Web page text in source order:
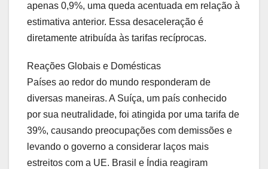
apenas 0,9%, uma queda acentuada em relação à
estimativa anterior. Essa desaceleração é
diretamente atribuída às tarifas recíprocas.
Reações Globais e Domésticas
Países ao redor do mundo responderam de
diversas maneiras. A Suíça, um país conhecido
por sua neutralidade, foi atingida por uma tarifa de
39%, causando preocupações com demissões e
levando o governo a considerar laços mais
estreitos com a UE. Brasil e Índia reagiram